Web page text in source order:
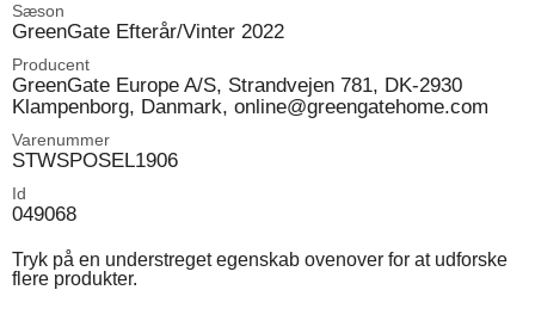
Sæson
GreenGate Efterår/Vinter 2022
Producent
GreenGate Europe A/S, Strandvejen 781, DK-2930
Klampenborg, Danmark, online@greengatehome.com
Varenummer
STWSPOSEL1906
Id
049068
Tryk på en understreget egenskab ovenover for at udforske
flere produkter.